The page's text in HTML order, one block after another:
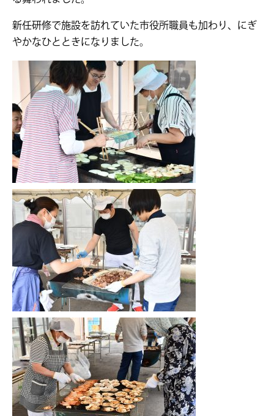
新任研修で施設を訪れていた市役所職員も加わり、にぎ
やかなひとときになりました。